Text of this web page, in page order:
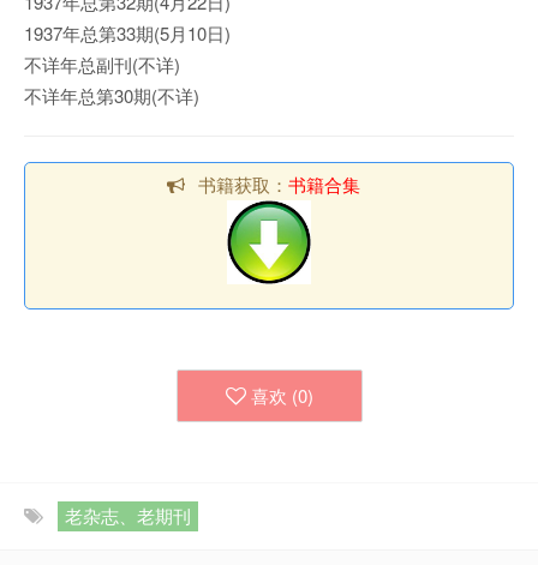
1937年总第33期(5月10日)
不详年总副刊(不详)
不详年总第30期(不详)
书籍获取： 书籍合集
喜欢 (0)
老杂志、老期刊